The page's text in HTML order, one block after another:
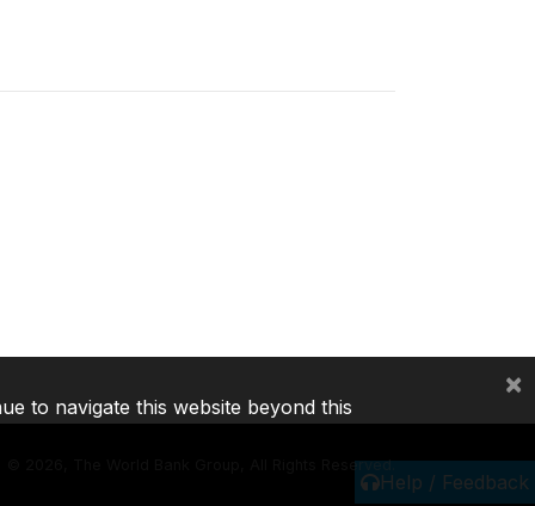
Help / Feedback
2026, The World Bank Group, All Rights Reserved.
to navigate this website beyond this
×